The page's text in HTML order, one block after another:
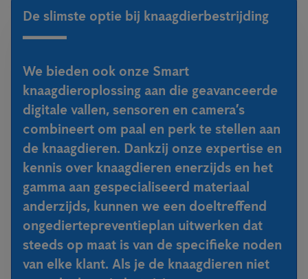
De slimste optie bij knaagdierbestrijding
We bieden ook onze Smart
knaagdieroplossing aan die geavanceerde
digitale vallen, sensoren en camera’s
combineert om paal en perk te stellen aan
de knaagdieren. Dankzij onze expertise en
kennis over knaagdieren enerzijds en het
gamma aan gespecialiseerd materiaal
anderzijds, kunnen we een doeltreffend
ongediertepreventieplan uitwerken dat
steeds op maat is van de specifieke noden
van elke klant. Als je de knaagdieren niet